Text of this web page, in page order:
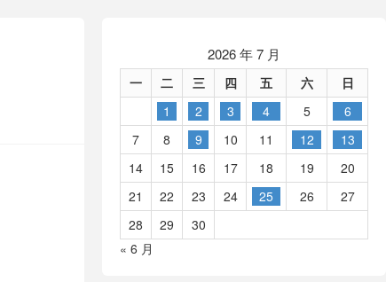
2026 年 7 月
一 二 三 四 五 六
日
1
2 3 4 5
6
7
8 9 10 11 12
13
14
15 16 17 18 19
20
21
22 23 24 25 26
27
28
29
30
« 6 月